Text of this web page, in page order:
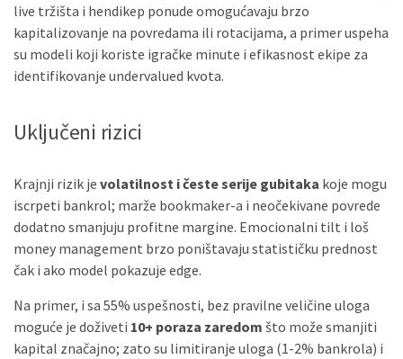
live tržišta i hendikep ponude omogućavaju brzo
kapitalizovanje na povredama ili rotacijama, a primer uspeha
su modeli koji koriste igračke minute i efikasnost ekipe za
identifikovanje undervalued kvota.
Uključeni rizici
Krajnji rizik je volatilnost i česte serije gubitaka koje mogu
iscrpeti bankrol; marže bookmaker-a i neočekivane povrede
dodatno smanjuju profitne margine. Emocionalni tilt i loš
money management brzo poništavaju statističku prednost
čak i ako model pokazuje edge.
Na primer, i sa 55% uspešnosti, bez pravilne veličine uloga
moguće je doživeti 10+ poraza zaredom što može smanjiti
kapital značajno; zato su limitiranje uloga (1-2% bankrola) i